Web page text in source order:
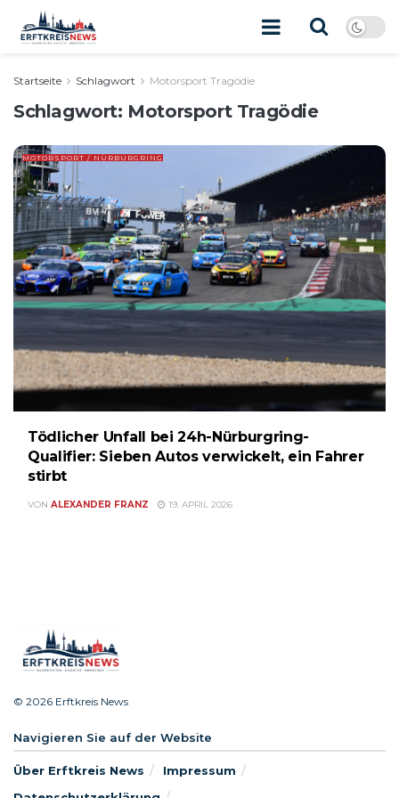
Startseite Schlagwort Motorsport Tragödie
Schlagwort: Motorsport Tragödie
MOTORSPORT / NÜRBURGRING
Tödlicher Unfall bei 24h-Nürburgring-
Qualifier: Sieben Autos verwickelt, ein Fahrer
stirbt
VON ALEXANDER FRANZ 19. APRIL 2026
© 2026 Erftkreis News
Navigieren Sie auf der Website
Über Erftkreis News
Impressum